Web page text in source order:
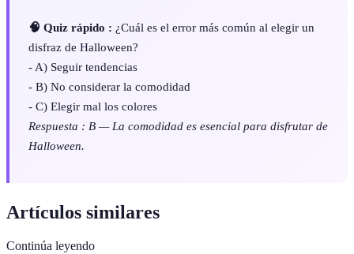
🧠 Quiz rápido : ¿Cuál es el error más común al elegir un
disfraz de Halloween?
- A) Seguir tendencias
- B) No considerar la comodidad
- C) Elegir mal los colores
Respuesta : B — La comodidad es esencial para disfrutar de
Halloween.
Artículos similares
Continúa leyendo